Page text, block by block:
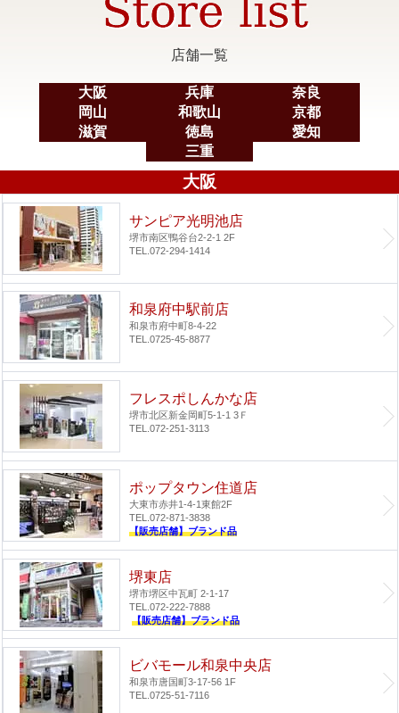
店舗一覧
大阪 兵庫
奈良
岡山
和歌山
京都
滋賀
徳島
愛知
三重
大阪
サンピア光明池店
堺市南区鴨谷台2-2-1 2F
TEL.072-294-1414
和泉府中駅前店
和泉市府中町8-4-22
TEL.0725-45-8877
フレスポしんかな店
堺市北区新金岡町5-1-1 3Ｆ
TEL.072-251-3113
ポップタウン住道店
大東市赤井1-4-1東館2F
TEL.072-871-3838
【販売店舗】ブランド品
堺東店
堺市堺区中瓦町 2-1-17
TEL.072-222-7888
【販売店舗】ブランド品
ビバモール和泉中央店
和泉市唐国町3-17-56 1F
TEL.0725-51-7116